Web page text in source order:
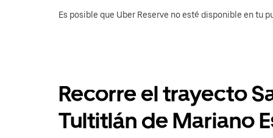
Es posible que Uber Reserve no esté disponible en tu
Recorre el trayecto
Tultitlán de Mariano